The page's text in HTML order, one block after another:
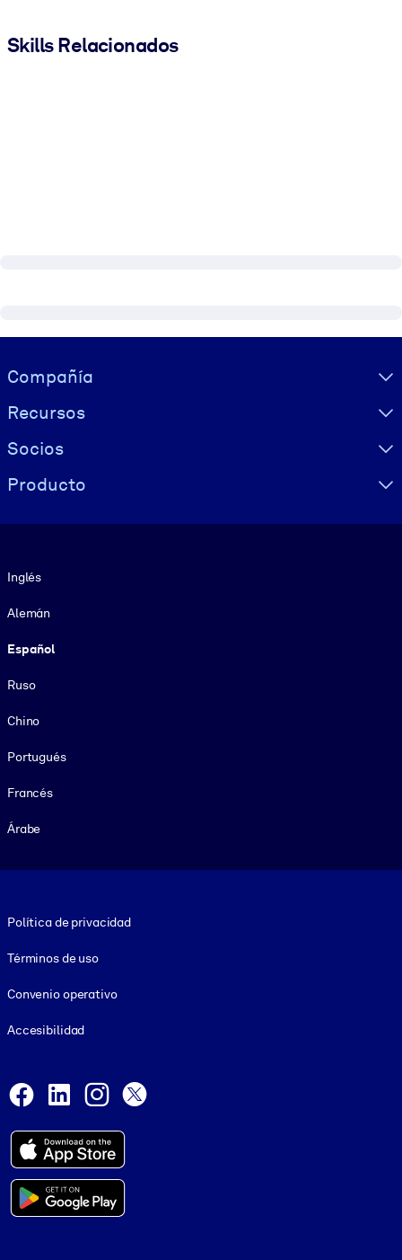
Skills Relacionados
Visually hidden Text
Compañía
Recursos
Socios
Producto
Inglés
Alemán
Español
Ruso
Chino
Portugués
Francés
Árabe
Política de privacidad
Términos de uso
Convenio operativo
Accesibilidad
Facebook
LinkedInInstagram